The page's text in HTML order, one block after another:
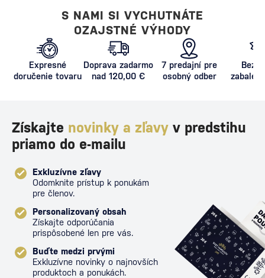
S NAMI SI VYCHUTNÁTE
OZAJSTNÉ VÝHODY
Expresné
doručenie tovaru
Doprava zadarmo
nad 120,00 €
7 predajní pre
osobný odber
Získajte novinky a zľavy v predstihu
priamo do e-mailu
Exkluzívne zľavy
Odomknite prístup k ponukám
pre členov.
Personalizovaný obsah
Získajte odporúčania
prispôsobené len pre vás.
Buďte medzi prvými
Exkluzívne novinky o najnovších
produktoch a ponukách.